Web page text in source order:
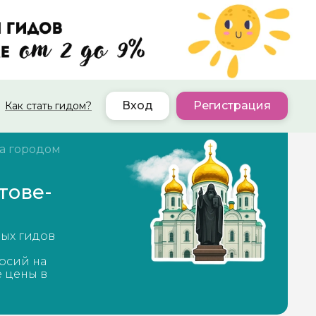
Как стать гидом? Вход Регистрация
городом
гидов
на
цены в